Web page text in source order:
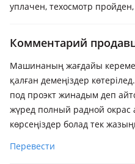
уплачен, техосмотр
Комментарий
Машинаның жағдайы
қалған демеңіздер
под проэкт жинадым деп
жүред полный радной окрас
көрсеңіздер болад тек
Перевести